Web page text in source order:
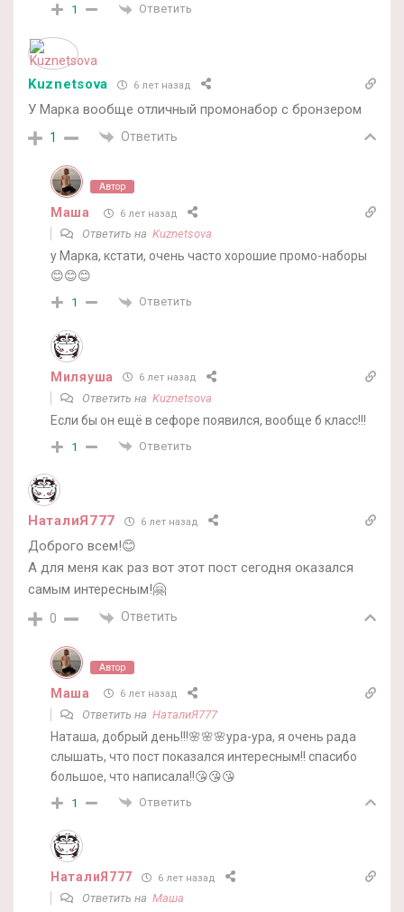
1 Ответить
Kuznetsova 6 лет назад
У Марка вообще отличный промонабор с бронзером
1 Ответить
Автор
Маша 6 лет назад
Ответить на Kuznetsova
у Марка, кстати, очень часто хорошие промо-наборы
😊😊😊
1 Ответить
Миляуша 6 лет назад
Ответить на Kuznetsova
Если бы он ещё в сефоре появился, вообще б класс!!!
1 Ответить
НаталиЯ777 6 лет назад
Доброго всем!😊
А для меня как раз вот этот пост сегодня оказался
самым интересным!🤗
0 Ответить
Автор
Маша 6 лет назад
Ответить на НаталиЯ777
Наташа, добрый день!!!🌸🌸🌸ура-ура, я очень рада
слышать, что пост показался интересным!! спасибо
большое, что написала!!😘😘😘
1 Ответить
НаталиЯ777 6 лет назад
Ответить на Маша